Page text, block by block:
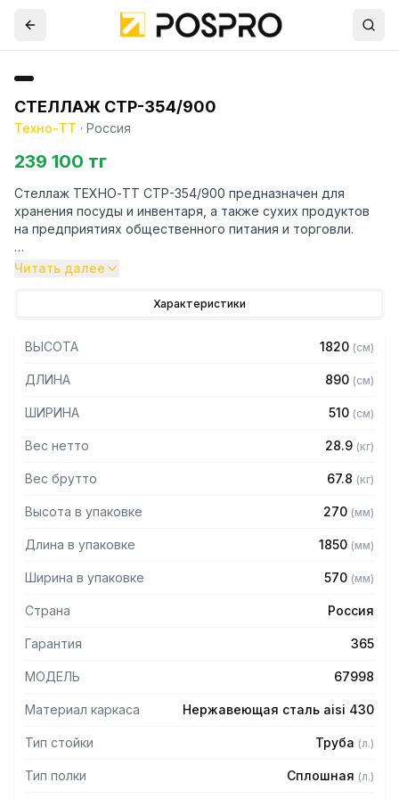
СТЕЛЛАЖ СТР-354/900
Техно-ТТ · Россия
239 100 тг
Стеллаж ТЕХНО-ТТ СТР-354/900 предназначен для
хранения посуды и инвентаря, а также сухих продуктов
на предприятиях общественного питания и торговли.
Особенности:
— Стеллаж технологический разборный
— Четыре сплошные полки из нержавеющей стали марки
AISI 430 толщиной 0,8 мм
— Расстояние между полками регулируемое с шагом 120
мм
— Стеллаж поставляется в разобранном виде
Читать далее
Характеристики
ВЫСОТА 1820 (см)
ДЛИНА 890 (см)
ШИРИНА 510 (см)
Вес нетто 28.9 (кг)
Вес брутто 67.8 (кг)
Высота в упаковке 270 (мм)
Длина в упаковке 1850 (мм)
Ширина в упаковке 570 (мм)
Страна Россия
Гарантия 365
МОДЕЛЬ 67998
Материал каркаса Нержавеющая сталь aisi 430
Тип стойки Труба (л.)
Тип полки Сплошная (л.)